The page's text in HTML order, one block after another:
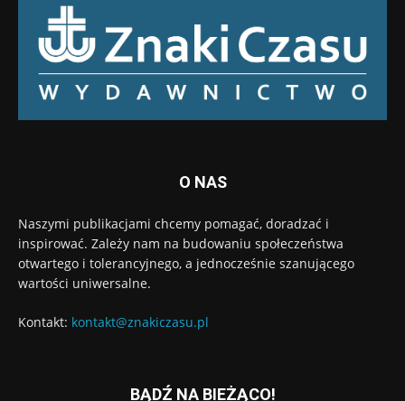
O NAS
Naszymi publikacjami chcemy pomagać, doradzać i
inspirować. Zależy nam na budowaniu społeczeństwa
otwartego i tolerancyjnego, a jednocześnie szanującego
wartości uniwersalne.
Kontakt: kontakt@znakiczasu.pl
BĄDŹ NA BIEŻĄCO!